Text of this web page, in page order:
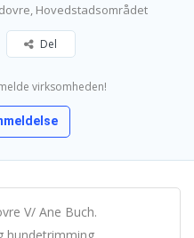
Hovedstadsområdet
Del
virksomheden!
V/ Ane Buch.